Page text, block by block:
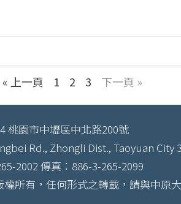
« 上一頁 1 2 3 下一頁 »
桃園市中壢區中北路200號
Rd., Zhongli Dist., Taoyuan City
2002 傳真：886-3-265-2099
所有，任何形式之轉載，請與中原